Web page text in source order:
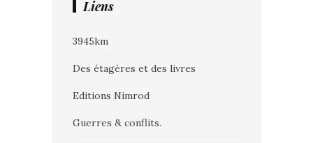
Liens
3945km
Des étagères et des livres
Editions Nimrod
Guerres & conflits.